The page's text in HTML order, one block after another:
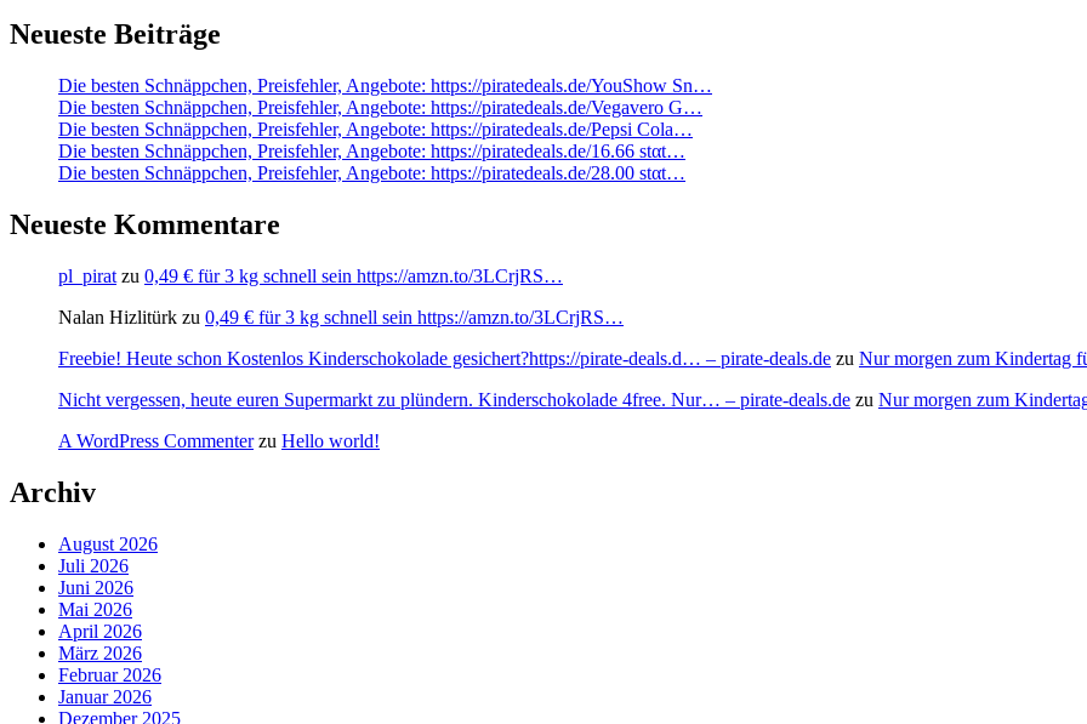
Neueste Beiträge
Die besten Schnäppchen, Preisfehler, Angebote: https://piratedeals.de/YouShow Sn…
Die besten Schnäppchen, Preisfehler, Angebote: https://piratedeals.de/Vegavero G…
Die besten Schnäppchen, Preisfehler, Angebote: https://piratedeals.de/Pepsi Cola…
Die besten Schnäppchen, Preisfehler, Angebote: https://piratedeals.de/16.66 stαt…
Die besten Schnäppchen, Preisfehler, Angebote: https://piratedeals.de/28.00 stαt…
Neueste Kommentare
pl_pirat zu 0,49 € für 3 kg schnell sein https://amzn.to/3LCrjRS…
Nalan Hizlitürk zu 0,49 € für 3 kg schnell sein https://amzn.to/3LCrjRS…
Freebie! Heute schon Kostenlos Kinderschokolade gesichert?https://pirate-deals.d… – pirate-deals.de zu Nur morgen zum Kindertag
Nicht vergessen, heute euren Supermarkt zu plündern. Kinderschokolade 4free. Nur… – pirate-deals.de zu Nur morgen zum
A WordPress Commenterzu Hello world!
Archiv
August 2026
Juli 2026
Juni 2026
Mai 2026
April 2026
März 2026
Februar 2026
Januar 2026
Dezember 2025